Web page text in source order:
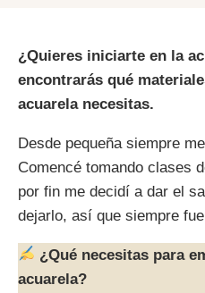
¿Quieres iniciarte en la
encontrarás qué
acuarela necesitas.
Desde pequeña siempre
Comencé tomando clases
por fin me decidí a dar el
dejarlo, así que siempre
¿Qué necesitas para
acuarela?